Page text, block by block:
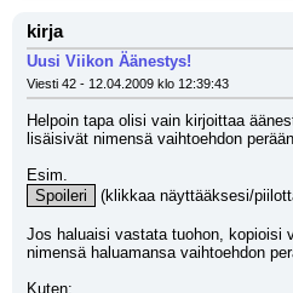
kirja
Uusi Viikon Äänestys!
Viesti 42 - 12.04.2009 klo 12:39:43
Helpoin tapa olisi vain kirjoittaa
lisäisivät nimensä vaihtoehdon
Esim.
Spoileri
(klikkaa näyttääksesi/
Jos haluaisi vastata tuohon, kopioisi
nimensä haluamansa vaihtoehdon
Kuten: